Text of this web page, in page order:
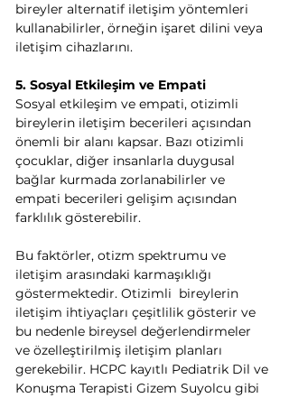
bireyler alternatif iletişim yöntemleri
kullanabilirler, örneğin işaret dilini veya
iletişim cihazlarını.
5. Sosyal Etkileşim ve Empati
Sosyal etkileşim ve empati, otizimli
bireylerin iletişim becerileri açısından
önemli bir alanı kapsar. Bazı otizimli
çocuklar, diğer insanlarla duygusal
bağlar kurmada zorlanabilirler ve
empati becerileri gelişim açısından
farklılık gösterebilir.
Bu faktörler, otizm spektrumu ve
iletişim arasındaki karmaşıklığı
göstermektedir. Otizimli  bireylerin
iletişim ihtiyaçları çeşitlilik gösterir ve
bu nedenle bireysel değerlendirmeler
ve özelleştirilmiş iletişim planları
gerekebilir. HCPC kayıtlı Pediatrik Dil ve
Konuşma Terapisti Gizem Suyolcu gibi